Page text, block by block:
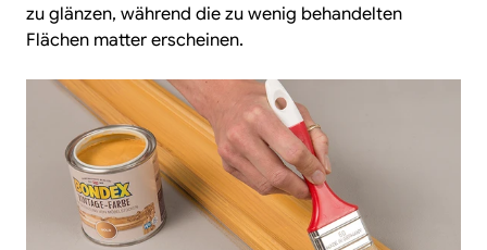
zu glänzen, während die zu wenig behandelten
Flächen matter erscheinen.